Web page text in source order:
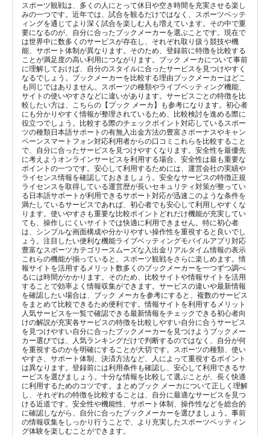
スポーツ観戦は、多くの人にとって休日や空き時間を充実させる楽し
みの一つです。近年では、試合を観るだけではなく、スポーツベッテ
ィングを通じてより深く試合を楽しむ人も増えています。その中で重
要になるのが、自分に合ったブックメーカーを選ぶことです。現在で
は世界中に数多くのサービスが存在し、それぞれ取り扱う競技や機
能、サポート体制が異なります。そのため、登録前に特徴を比較する
ことが満足度の高い利用につながります。ブック メーカについて事前
に理解しておけば、自分のスタイルに合ったサービスを見つけやすく
なるでしょう。ブックメーカーを比較する理由ブックメーカーはどこ
も同じではありません。スポーツの種類やライブベッティング機能、
サイトの使いやすさなどに違いがあります。サービスごとの特徴を比
較したい方は、こちらの【ブック メーカ】も参考になります。初心者
にも分かりやすく情報が整理されているため、比較検討を進める際に
役立つでしょう。比較する際のチェックポイント対応しているスポー
ツの種類日本語サポートの有無入出金方法の豊富さボーナスやキャン
ペーンスマートフォン対応利用者からの口コミこれらを比較すること
で、自分に合ったサービスを見つけやすくなります。安全性を最優先
に考えようオンラインサービスを利用する場合、安全性は最も重要な
ポイントの一つです。安心して利用するためには、運営会社の実績や
ライセンス情報を確認しておきましょう。安全なサービスの特徴正規
ライセンスを取得している運営歴が長いセキュリティ対策が整ってい
る日本語サポートが利用できるサポート対応が迅速このような条件を
満たしているサービスであれば、初心者でも安心して利用しやすくな
ります。使いやすさも重要な比較ポイントどれだけ機能が充実してい
ても、操作しにくいサイトでは快適に利用できません。特に初心者
は、シンプルな画面構成や分かりやすい操作性を重視すると良いでし
ょう。注目したい便利な機能ライブベッティングモバイルアプリ対応
豊富なスポーツカテゴリースムーズな入出金リアルタイム情報の表示
これらの機能が揃っていると、スポーツ観戦をさらに楽しめます。情
報サイトを活用するメリット数多くのブックメーカーを一つずつ調べ
るには時間がかかります。そのため、比較サイトや情報サイトを活用
することで効率よく情報収集ができます。サービスの違いや最新情報
を確認したい場合は、ブック メーカを参考にすると、複数のサービス
をまとめて比較できるため便利です。情報サイトを利用するメリット
人気サービスを一覧で確認できる最新情報をチェックできる初心者向
けの解説が充実各サービスの特徴を比較しやすい自分に合うサービス
を見つけやすい自分に合ったブックメーカーを見つけようブックメー
カー選びでは、人気ランキングだけで判断するのではなく、自分が何
を重視するのかを明確にすることが大切です。スポーツの種類、使い
やすさ、サポート体制、決済方法など、人によって重視するポイント
は異なります。登録前には利用条件も確認し、安心して利用できるサ
ービスを選びましょう。十分な情報を比較して選ぶことが、長く快適
に利用するためのコツです。まとめブック メーカについて正しく理解
し、それぞれの特徴を比較することは、自分に最適なサービスを見つ
ける近道です。安全性や機能性、サポート体制、操作性などを総合的
に確認しながら、自分に合ったブックメーカーを選びましょう。事前
の情報収集をしっかり行うことで、より充実したスポーツベッティン
グ体験を楽しむことができます。